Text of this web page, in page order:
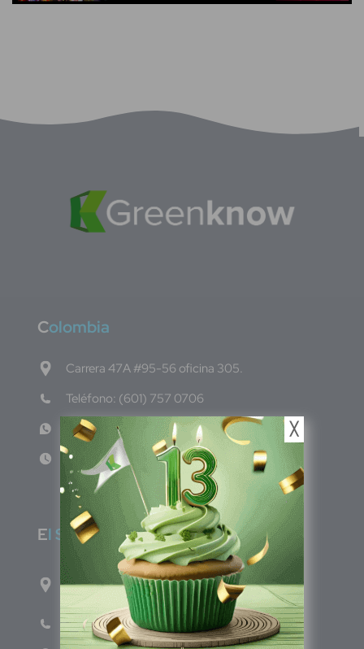
Colombia
Carrera 47A #95-56 oficina 305.
Teléfono: (601) 757 0706
WhatsApp: +57 317 465 1554
Lun - Vie 8:00am - 5:00pm
El Salvador
1ro Cll Pte, y 61 Av Nte, #3206, Local 9, San
Salvador Centro
Teléfono: +503 6986 1402
╳